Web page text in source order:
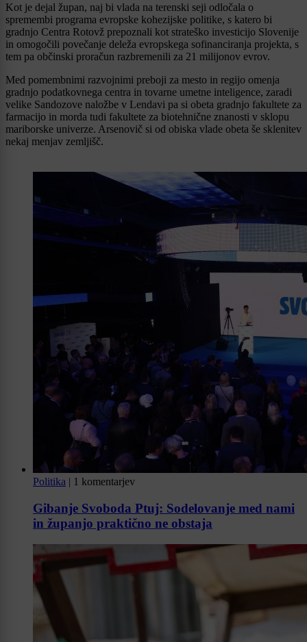
Kot je dejal župan, naj bi vlada na terenski seji odločala o
spremembi programa evropske kohezijske politike, s katero bi
gradnjo Centra Rotovž prepoznali kot strateško investicijo Slovenije
in omogočili povečanje deleža evropskega sofinanciranja projekta, s
tem pa občinski proračun razbremenili za 21 milijonov evrov.
Med pomembnimi razvojnimi preboji za mesto in regijo omenja
gradnjo podatkovnega centra in tovarne umetne inteligence, zaradi
velike Sandozove naložbe v Lendavi pa si obeta gradnjo fakultete za
farmacijo in morda tudi fakultete za biotehnične znanosti v sklopu
mariborske univerze. Arsenovič si od obiska vlade obeta še sklenitev
nekaj menjav zemljišč.
Politika | 1 komentarjev
Gibanje Svoboda Ptuj: Sodelovanje med nami
in županjo praktično ne obstaja